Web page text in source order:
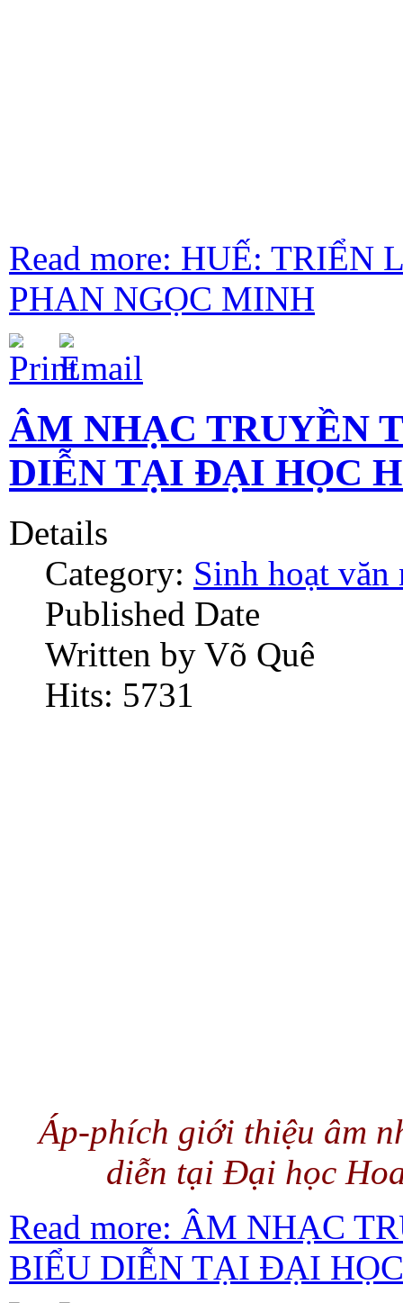
Read more: HUẾ:
PHAN NGỌC MINH
ÂM NHẠC TRUYỀN
DIỄN TẠI ĐẠI HỌC
Details
Category: Sinh hoạt văn
Published Date
Written by Võ Quê
Hits: 5731
Áp-phích giới thiệu âm
diễn tại Đại học
Read more: ÂM NHẠC
BIỂU DIỄN TẠI ĐẠI